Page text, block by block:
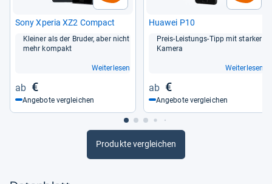
Sony Xpe­ria XZ2 Com­pact
Klei­ner als der Bru­der, aber nicht
mehr kom­pakt
Weiterlesen
€
Angebote vergleichen
Huawei P10
Preis-​Leis­tungs-​Tipp mit star­ker
Kamera
Weiterlesen
€
Angebote vergleichen
Produkte vergleichen